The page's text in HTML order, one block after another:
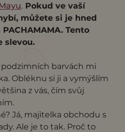
. Pokud ve vaší
můžete si je hned
Tento
slevou.
barvách mi
Obléknu si ji a vymýšlím
z vás, čím svůj
Já, majitelka obchodu s
Ale je to tak. Proč to